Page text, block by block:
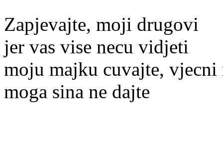
Zapjevajte, moji drugovi
jer vas vise necu vidjeti
moju majku cuvajte, vjecni
moga sina ne dajte